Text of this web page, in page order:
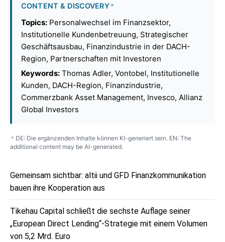
CONTENT & DISCOVERY *
Topics: Personalwechsel im Finanzsektor,
Institutionelle Kundenbetreuung, Strategischer
Geschäftsausbau, Finanzindustrie in der DACH-
Region, Partnerschaften mit Investoren
Keywords: Thomas Adler, Vontobel, Institutionelle
Kunden, DACH-Region, Finanzindustrie,
Commerzbank Asset Management, Invesco, Allianz
Global Investors
* DE: Die ergänzenden Inhalte können KI-generiert sein. EN: The
additional content may be AI-generated.
Gemeinsam sichtbar: altii und GFD Finanzkommunikation
bauen ihre Kooperation aus
Tikehau Capital schließt die sechste Auflage seiner
„European Direct Lending“-Strategie mit einem Volumen
von 5,2 Mrd. Euro